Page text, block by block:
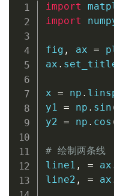
import
import
fig , ax =
ax .
x = np .
y1 = np . sin
y2 = np . cos
# 绘制两条线
line1 , = ax
line2 , = ax